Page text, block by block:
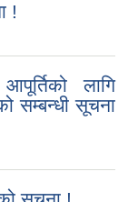
!
लागि
सम्बन्धी सूचना